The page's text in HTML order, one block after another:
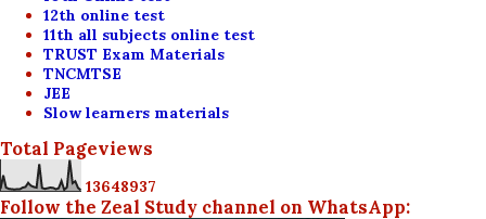
12th online test
11th all subjects online test
TRUST Exam Materials
TNCMTSE
JEE
Slow learners materials
Total Pageviews
13648937
Follow the Zeal Study channel on WhatsApp: